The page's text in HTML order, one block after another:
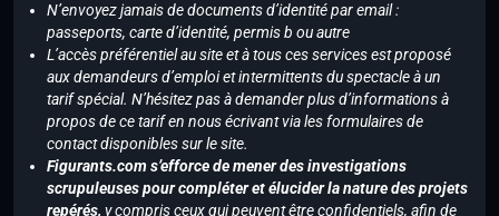
N’envoyez jamais de documents d’identité par email :
passeports, carte d’identité, permis b ou autre
L’accès préférentiel au site et à tous ces services est proposé
aux demandeurs d’emploi et intermittents du spectacle à un
tarif spécial. N’hésitez pas à demander plus d’informations à
propos de ce tarif en nous écrivant via les formulaires de
contact disponibles sur le site.
Figurants.com s’efforce de mener des investigations
scrupuleuses pour compléter et élucider la nature des projets
repérés, y compris ceux qui peuvent être confidentiels, afin de